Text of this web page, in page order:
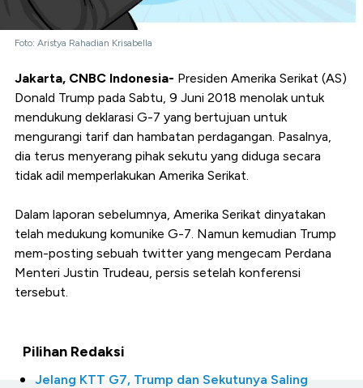
Foto: Aristya Rahadian Krisabella
Jakarta, CNBC Indonesia- Presiden Amerika Serikat (AS)
Donald Trump pada Sabtu, 9 Juni 2018 menolak untuk
mendukung deklarasi G-7 yang bertujuan untuk
mengurangi tarif dan hambatan perdagangan. Pasalnya,
dia terus menyerang pihak sekutu yang diduga secara
tidak adil memperlakukan Amerika Serikat.
Dalam laporan sebelumnya, Amerika Serikat dinyatakan
telah medukung komunike G-7. Namun kemudian Trump
mem-posting sebuah twitter yang mengecam Perdana
Menteri Justin Trudeau, persis setelah konferensi
tersebut.
Pilihan Redaksi
Jelang KTT G7, Trump dan Sekutunya Saling